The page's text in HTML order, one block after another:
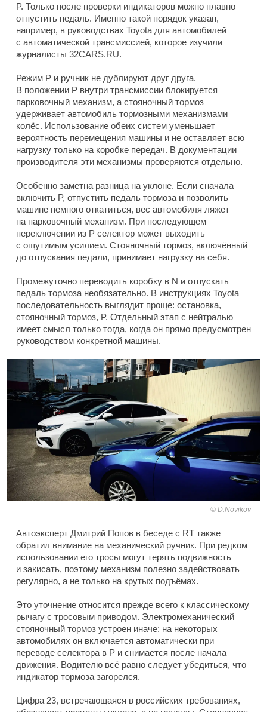
P. Только после проверки индикаторов можно плавно
отпустить педаль. Именно такой порядок указан,
например, в руководствах Toyota для автомобилей
с автоматической трансмиссией, которое изучили
журналисты 32CARS.RU.
Режим P и ручник не дублируют друг друга.
В положении P внутри трансмиссии блокируется
парковочный механизм, а стояночный тормоз
удерживает автомобиль тормозными механизмами
колёс. Использование обеих систем уменьшает
вероятность перемещения машины и не оставляет всю
нагрузку только на коробке передач. В документации
производителя эти механизмы проверяются отдельно.
Особенно заметна разница на уклоне. Если сначала
включить P, отпустить педаль тормоза и позволить
машине немного откатиться, вес автомобиля ляжет
на парковочный механизм. При последующем
переключении из P селектор может выходить
с ощутимым усилием. Стояночный тормоз, включённый
до отпускания педали, принимает нагрузку на себя.
Промежуточно переводить коробку в N и отпускать
педаль тормоза необязательно. В инструкциях Toyota
последовательность выглядит проще: остановка,
стояночный тормоз, P. Отдельный этап с нейтралью
имеет смысл только тогда, когда он прямо предусмотрен
руководством конкретной машины.
D.Novikov
Автоэксперт Дмитрий Попов в беседе с RT также
обратил внимание на механический ручник. При редком
использовании его тросы могут терять подвижность
и закисать, поэтому механизм полезно задействовать
регулярно, а не только на крутых подъёмах.
Это уточнение относится прежде всего к классическому
рычагу с тросовым приводом. Электромеханический
стояночный тормоз устроен иначе: на некоторых
автомобилях он включается автоматически при
переводе селектора в P и снимается после начала
движения. Водителю всё равно следует убедиться, что
индикатор тормоза загорелся.
Цифра 23, встречающаяся в российских требованиях,